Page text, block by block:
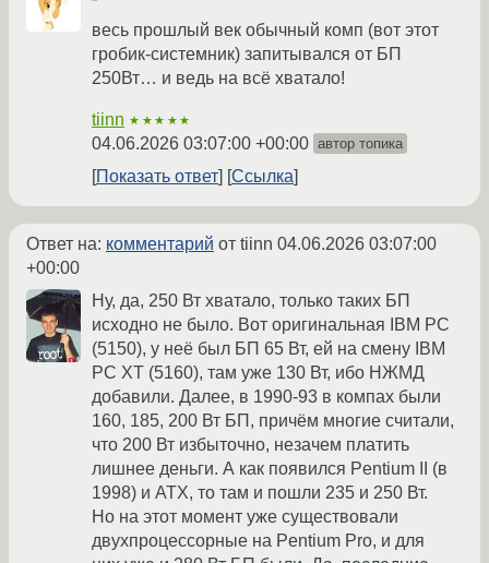
весь прошлый век обычный комп (вот этот
гробик-системник) запитывался от БП
250Вт… и ведь на всё хватало!
tiinn ★★★★★
04.06.2026 03:07:00 +00:00 автор топика
Показать ответ Ссылка
Ответ на: комментарий от tiinn 04.06.2026 03:07:00
+00:00
Ну, да, 250 Вт хватало, только таких БП
исходно не было. Вот оригинальная IBM PC
(5150), у неё был БП 65 Вт, ей на смену IBM
PC XT (5160), там уже 130 Вт, ибо НЖМД
добавили. Далее, в 1990-93 в компах были
160, 185, 200 Вт БП, причём многие считали,
что 200 Вт избыточно, незачем платить
лишнее деньги. А как появился Pentium II (в
1998) и ATX, то там и пошли 235 и 250 Вт.
Но на этот момент уже существовали
двухпроцессорные на Pentium Pro, и для